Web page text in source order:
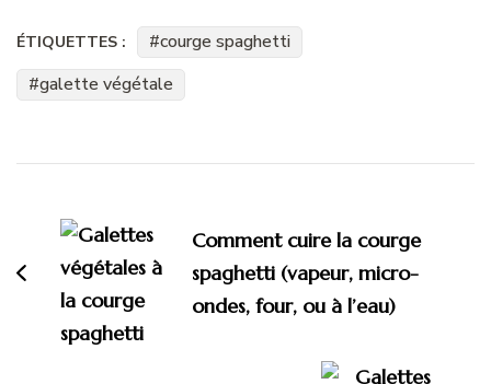
ÉTIQUETTES :
courge spaghetti
galette végétale
d'article
Comment cuire la courge
spaghetti (vapeur, micro-
ondes, four, ou à l’eau)